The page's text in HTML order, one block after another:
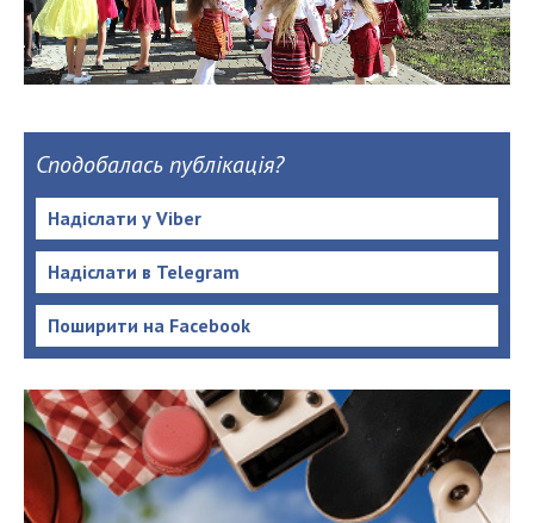
Сподобалась публікація?
Надіслати у Viber
Надіслати в Telegram
Поширити на Facebook